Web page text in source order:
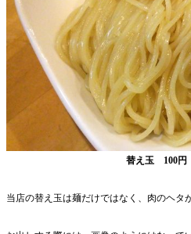
替え玉 100円
当店の替え玉は麺だけではなく、肉のヘタ